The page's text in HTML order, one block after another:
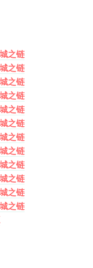
之链
之链
之链
之链
之链
之链
之链
之链
之链
之链
之链
之链